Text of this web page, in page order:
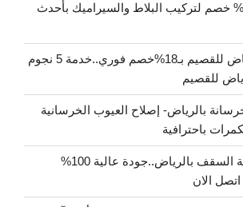
مبلط بالرياض بـ34% خصم لتركيب البلاط والسيراميك بأحدث
نقل عفش من الرياض للقصيم بـ18%خصم فوري..خدمة 5 نجوم
للقصيم
بالرياض- إصلاح العيوب الخرسانية
باحترافية
مقاول صب خرسانة السقف بالرياض..جودة عالية 100%
الان